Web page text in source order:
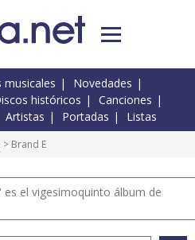
musicales
Novedades
históricos
Canciones
Artistas Portadas Listas
> Brand E
es el vigesimoquinto álbum de